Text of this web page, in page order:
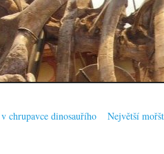
chrupavce dinosauřího
Největší